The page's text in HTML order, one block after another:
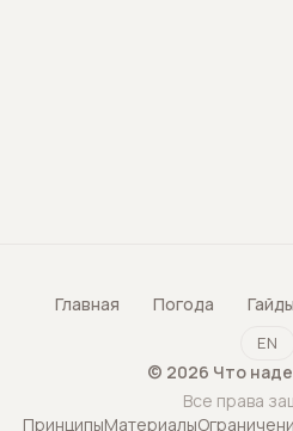
Главная Погода Гайды
EN
© 2026 Что
Все права
ПринципыМатериалы